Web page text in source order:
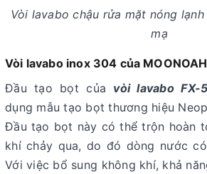
Vòi lavabo chậu rửa mặt nóng
mạ
Vòi lavabo inox 304 của
Đầu tạo bọt của vòi lavabo FX-
dụng mẫu tạo bọt thương hiệu
Đầu tạo bọt này có thể trộn hoàn
khí chảy qua, do đó dòng nước
Với việc bổ sung không khí, khả